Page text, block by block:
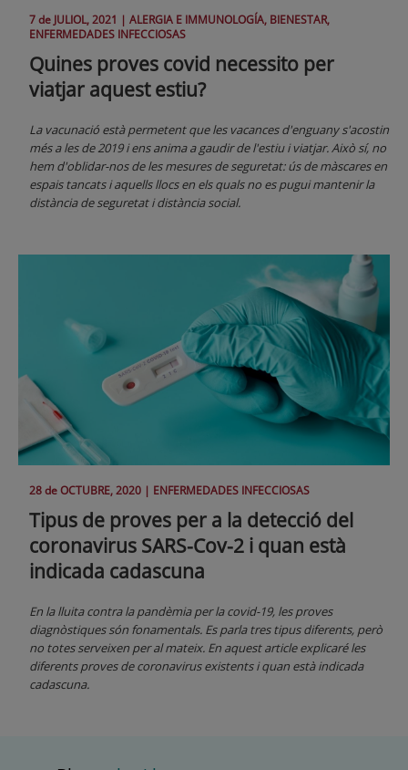
7 de JULIOL, 2021 | ALERGIA E IMMUNOLOGÍA, BIENESTAR,
ENFERMEDADES INFECCIOSAS
Quines proves covid necessito per
viatjar aquest estiu?
La vacunació està permetent que les vacances d'enguany s'acostin
més a les de 2019 i ens anima a gaudir de l'estiu i viatjar. Això sí, no
hem d'oblidar-nos de les mesures de seguretat: ús de màscares en
espais tancats i aquells llocs en els quals no es pugui mantenir la
distància de seguretat i distància social.
28 deOCTUBRE, 2020 | ENFERMEDADES INFECCIOSAS
Tipus de proves per a la detecció del
coronavirus SARS-Cov-2 i quan està
indicada cadascuna
En la lluita contra la pandèmia per la covid-19, les proves
diagnòstiques són fonamentals. Es parla tres tipus diferents, però
no totes serveixen per al mateix. En aquest article explicaré les
diferents proves de coronavirus existents i quan està indicada
cadascuna.